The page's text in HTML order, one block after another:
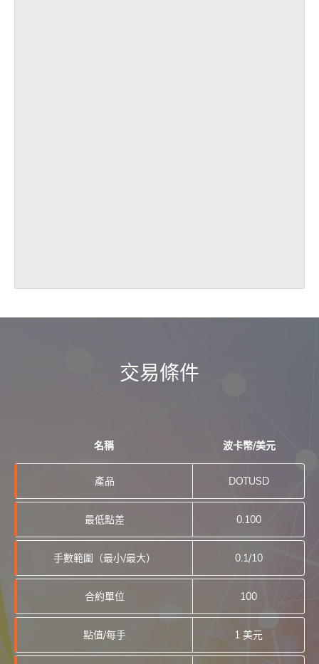
交易條件
名稱 波卡幣/美元
產品 DOTUSD
最低點差 0.100
手數範圍（最小/最大） 0.1/10
合約單位 100
點值/每手 1 美元